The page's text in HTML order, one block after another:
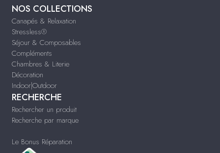
NOS COLLECTIONS
Canapés & Relaxation
Stressless®
Séjour & Composables
Compléments
Chambres & Literie
Décoration
Indoor|Outdoor
RECHERCHE
Rechercher un produit
Recherche par marque
Le Bonus Réparation